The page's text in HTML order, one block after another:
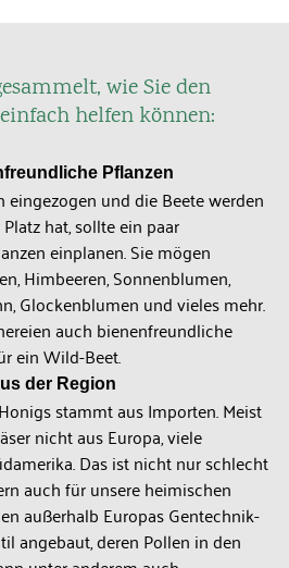
wie Sie den
helfen können:
Pflanzen
eingezogen und die Beete werden
hat, sollte ein paar
einplanen. Sie mögen
Himbeeren, Sonnenblumen,
Glockenblumen und vieles mehr.
auch bienenfreundliche
ein Wild-Beet.
der Region
stammt aus Importen. Meist
nicht aus Europa, viele
Das ist nicht nur schlecht
auch für unsere heimischen
außerhalb Europas Gentechnik-
angebaut, deren Pollen in den